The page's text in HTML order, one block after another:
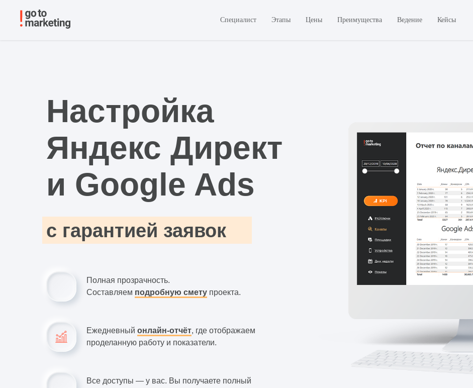
Специалист Этапы Цены Преимущества Ведение Кейсы
Настройка
Яндекс Директ
и Google Ads
с гарантией заявок
Полная прозрачность.
Составляем подробную смету проекта.
Ежедневный онлайн-отчёт, где отображаем
проделанную работу и показатели.
Все доступы — у вас. Вы получаете полный